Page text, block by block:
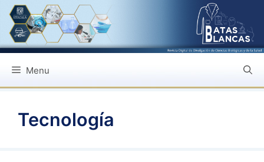
Saltar
contenido
Menu
Tecnología